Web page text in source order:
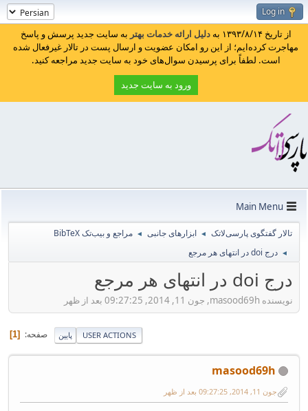
Log in
از تاریخ ۱۳۹۳/۸/۱۴ به دلیل ارائه خدمات بهتر به سایت جدید پرسش و پاسخ
مهاجرت کرده‌ایم؛ از این رو امکان عضویت و ارسال پست در تالار غیرفعال شده
است. لطفاً برای پرسیدن سوال‌های خود به سایت جدید مراجعه کنید.
ورود به سایت جدید
Main Menu
تالار گفتگوی پارسی‌لاتک ◄ ابزارهای جانبی ◄ مراجع و بیب‌تک BibTeX
◄ درج doi در انتهای هر مرجع
درج doi در انتهای هر مرجع
نویسنده masood69h, جون 11, 2014, 09:27:25 بعد از ظهر
پایین صفحه 1 USER ACTIONS
masood69h
جون 11, 2014, 09:27:25 بعد از ظهر